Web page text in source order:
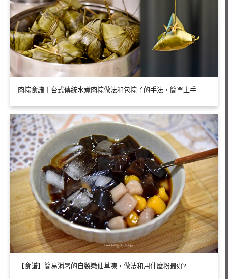
肉粽食譜｜台式傳統水煮肉粽做法和包粽子的手法，簡單上手
【食譜】簡易消暑的自製嫩仙草凍，做法和用什麼粉最好?